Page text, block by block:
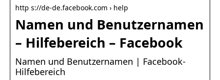
http s://de-de.facebook.com › help
Namen und Benutzernamen
– Hilfebereich – Facebook
Namen und Benutzernamen | Facebook-
Hilfebereich